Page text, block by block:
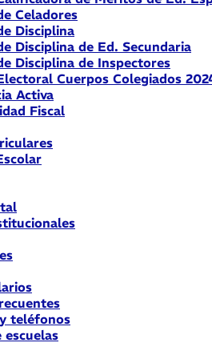
Celadores
Disciplina
Disciplina de Ed. Secundaria
Disciplina de Inspectores
Cuerpos Colegiados
Activa
Fiscal
teléfonos
escuelas